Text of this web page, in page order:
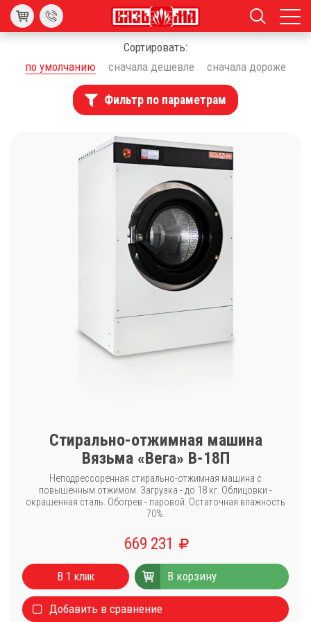
Сортировать:
по умолчанию
сначала дешевле сначала дороже
Фильтр по параметрам
Стирально-отжимная машина
Вязьма «Вега» В-18П
Неподрессоренная стирально-отжимная машина с
повышенным отжимом. Загрузка - до 18 кг. Облицовки -
окрашенная сталь. Обогрев - паровой. Остаточная влажность
70%.
669 231
В 1 клик В корзину
Добавить в сравнение
Стиральные машины
Сушильные машины
Центрифуги для отжима белья